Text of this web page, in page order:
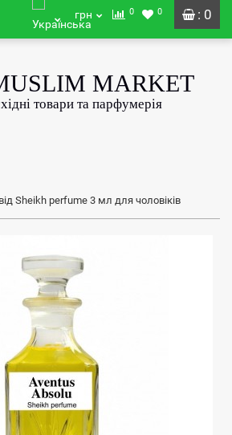
: 0
грн 0 0
Sheikh perfume 3 мл для чоловіків